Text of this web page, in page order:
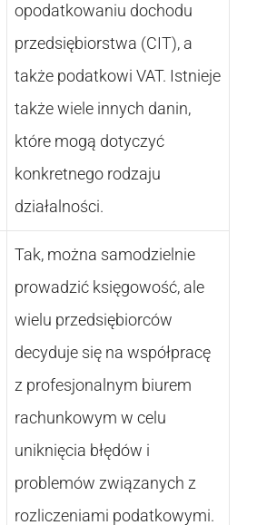
opodatkowaniu dochodu
przedsiębiorstwa (CIT), a
także podatkowi VAT. Istnieje
także wiele innych danin,
które mogą dotyczyć
konkretnego rodzaju
działalności.
Tak, można samodzielnie
prowadzić księgowość, ale
wielu przedsiębiorców
decyduje się na współpracę
z profesjonalnym biurem
rachunkowym w celu
uniknięcia błędów i
problemów związanych z
rozliczeniami podatkowymi.